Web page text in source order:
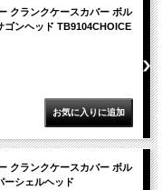
クランクケースカバー ボル
ゴンヘッド TB9104CHOICE
クランクケースカバー ボル
ーシェルヘッド